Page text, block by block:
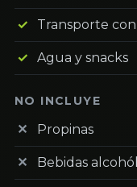
Transporte con
Agua y snacks
NO INCLUYE
Propinas
Bebidas